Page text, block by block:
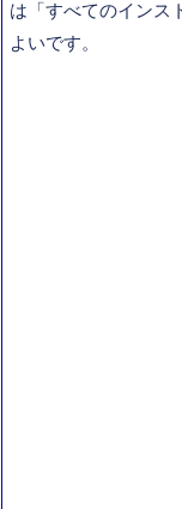
は「すべてのインス
よいです。